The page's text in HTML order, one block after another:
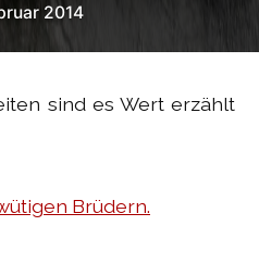
2014
sind es Wert erzählt
Brüdern.